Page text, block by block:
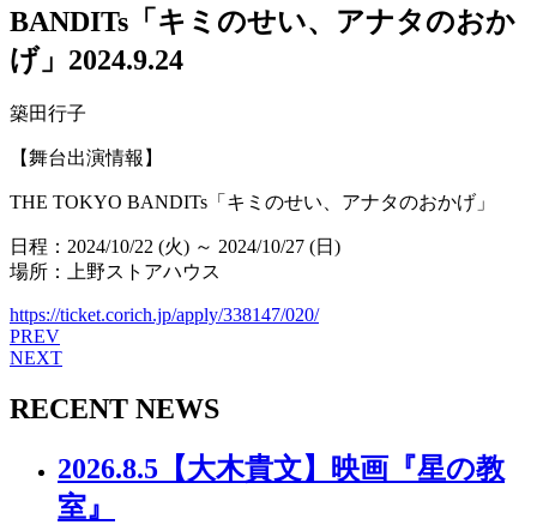
BANDITs「キミのせい、アナタのおか
げ」 2024.9.24
築田行子
【舞台出演情報】
THE TOKYO BANDITs「キミのせい、アナタのおかげ」
日程：2024/10/22 (火) ～ 2024/10/27 (日)
場所：上野ストアハウス
https://ticket.corich.jp/apply/338147/020/
PREV
NEXT
RECENT NEWS
2026.8.5 【大木貴文】映画『星の教
室』